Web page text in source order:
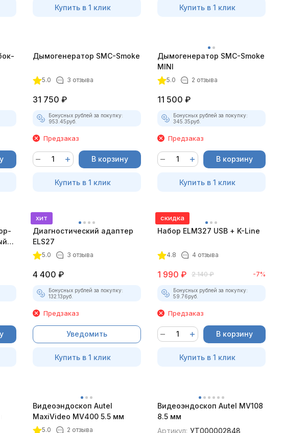
Купить в 1 клик Купить в 1 клик
Дымогенератор SMC-Smoke
5.0 3 отзыва
31 750 ₽
Бонусных рублей за покупку:
953.45руб.
Предзаказ
В корзину
Купить в 1 клик
Дымогенератор SMC-Smoke
MINI
5.0 2 отзыва
11 500 ₽
Бонусных рублей за покупку:
345.35руб.
Предзаказ
В корзину
Купить в 1 клик
хит
Диагностический адаптер
ELS27
5.0 3 отзыва
4 400 ₽
Бонусных рублей за покупку:
132.13руб.
Предзаказ
Уведомить
Купить в 1 клик
скидка
Набор ELM327 USB + K-Line
4.8 4 отзыва
1 990 ₽ 2 140 ₽ -7%
Бонусных рублей за покупку:
59.76руб.
Предзаказ
В корзину
Купить в 1 клик
Видеоэндоскоп Autel
MaxiVideo MV400 5.5 мм
5.0 2 отзыва
Видеоэндоскоп Autel MV108
8.5 мм
Артикул: УТ000002848